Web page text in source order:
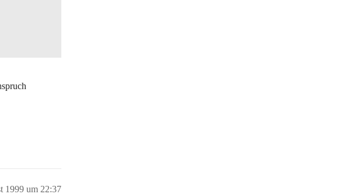
1999 um 22:37